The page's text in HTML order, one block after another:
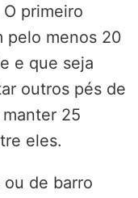
primeiro
pelo menos 20
e que seja
outros pés de
25
eles.
de barro